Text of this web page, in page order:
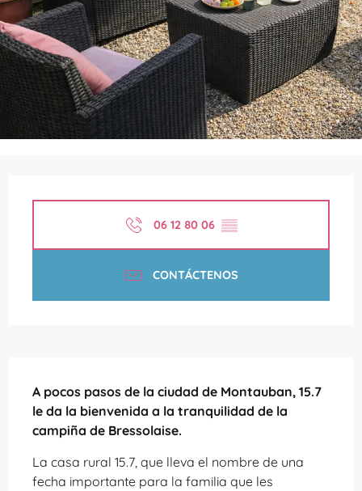
06 12 80 06 ▒▒
CONTÁCTENOS
A pocos pasos de la ciudad de Montauban, 15.7
le da la bienvenida a la tranquilidad de la
campiña de Bressolaise.
La casa rural 15.7, que lleva el nombre de una
fecha importante para la familia que les